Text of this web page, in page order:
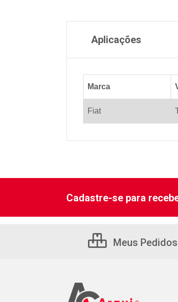
Aplicações
Marca
Fiat
Cadastre-se para
Meus Pedidos